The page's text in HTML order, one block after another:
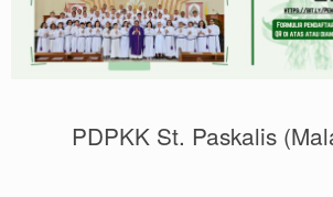
PDPKK St. Paskalis